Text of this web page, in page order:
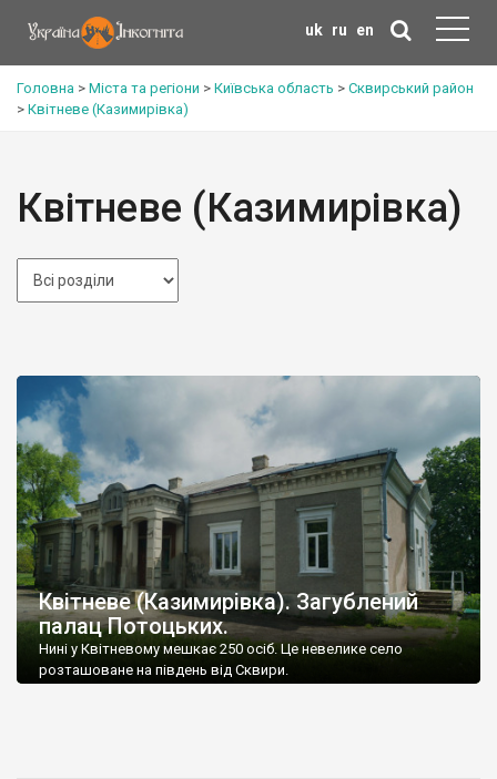
uk ru en
Головна > Міста та регіони > Київська область > Сквирський район
> Квітневе (Казимирівка)
Квітневе (Казимирівка)
Квітневе (Казимирівка). Загублений
палац Потоцьких.
Нині у Квітневому мешкає 250 осіб. Це невелике село
розташоване на південь від Сквири.